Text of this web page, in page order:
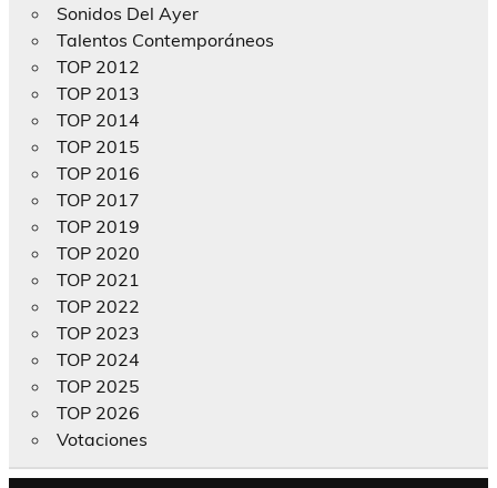
Sonidos Del Ayer
Talentos Contemporáneos
TOP 2012
TOP 2013
TOP 2014
TOP 2015
TOP 2016
TOP 2017
TOP 2019
TOP 2020
TOP 2021
TOP 2022
TOP 2023
TOP 2024
TOP 2025
TOP 2026
Votaciones